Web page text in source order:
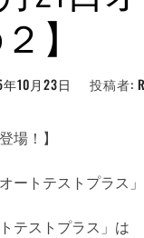
】
10月23日 投稿者:
場！】
ートテストプラス」
トテストプラス」は